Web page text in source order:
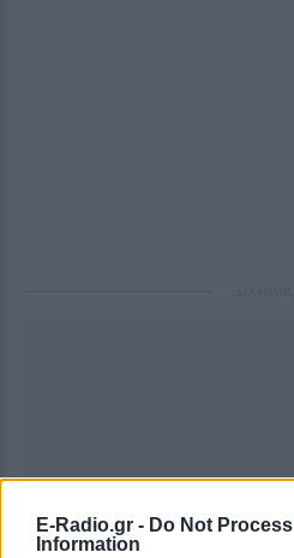
E-Radio.gr - Do Not
Information